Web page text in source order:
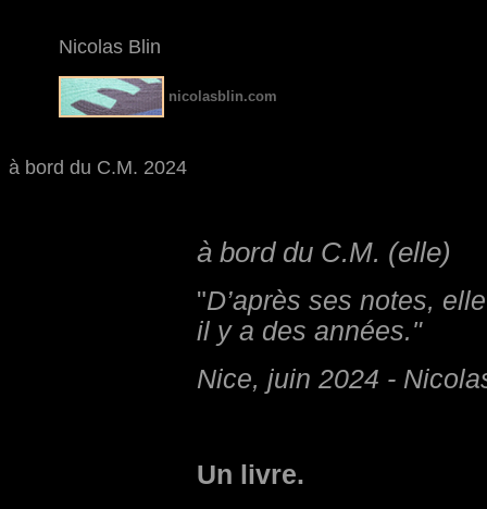
Nicolas Blin
nicolasblin.com
à bord du C.M. 2024
à bord du C.M. (elle)
"D’après ses notes,
il y a des années."
Nice, juin 2024 -
Un livre.